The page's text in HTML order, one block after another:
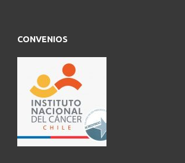
CONVENIOS